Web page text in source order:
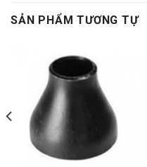
SẢN PHẨM TƯƠNG TỰ